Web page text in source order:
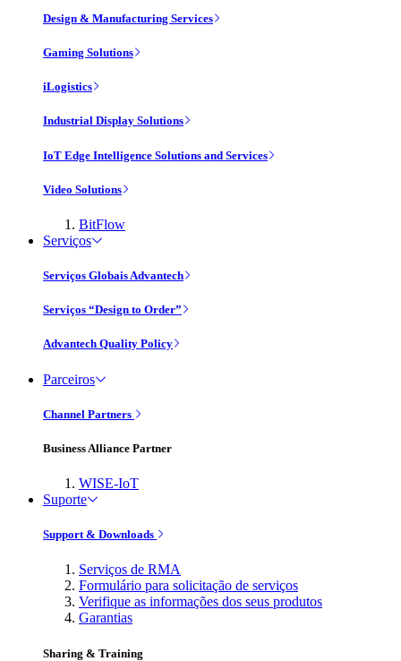
Design & Manufacturing Services
Gaming Solutions
iLogistics
Industrial Display Solutions
IoT Edge Intelligence Solutions and Services
Video Solutions
BitFlow
Serviços
Serviços Globais Advantech
Serviços “Design to Order”
Advantech Quality Policy
Parceiros
Channel Partners
Business Alliance Partner
WISE-IoT
Suporte
Support & Downloads
Serviços de RMA
Formulário para solicitação de serviços
Verifique as informações dos seus produtos
Garantias
Sharing & Training